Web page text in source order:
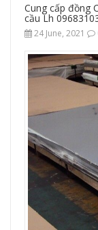
Cung cấp đồng
cầu Lh
24 June, 2021